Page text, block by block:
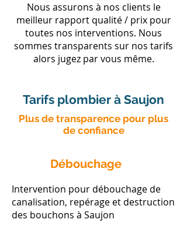
Nous assurons à nos clients le
meilleur rapport qualité / prix pour
toutes nos interventions. Nous
sommes transparents sur nos tarifs
alors jugez par vous même.
​Plus de transparence pour plus
de confiance
Débouchage
Intervention pour débouchage de
canalisation, repérage et destruction
des bouchons à Saujon
Tarifs plombier à Saujon